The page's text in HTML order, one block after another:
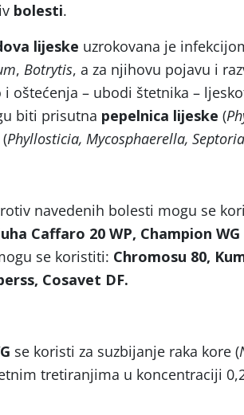
bolesti.
lijeske uzrokovana je
, Botrytis, a za njihovu pojavu i
i oštećenja – ubodi štetnika –
biti prisutna pepelnica lijeske (
(Phyllosticia, Mycosphaerella, Septoria
navedenih bolesti mogu se
Caffaro 20 WP, Champion WG
se koristiti: Chromosu 80,
Cosavet DF.
se koristi za suzbijanje raka kore (
tretiranjima u koncentraciji